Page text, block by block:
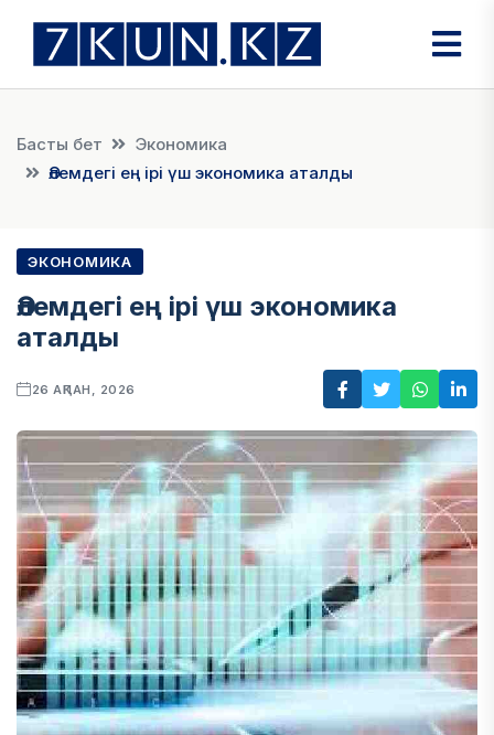
Басты бет
Экономика
Әлемдегі ең ірі үш экономика аталды
ЭКОНОМИКА
Әлемдегі ең ірі үш экономика
аталды
26 АҚПАН, 2026